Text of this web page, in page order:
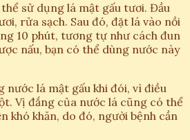
thể sử dụng lá mật gấu tươi. Đầu
rửa sạch. Sau đó, đặt lá vào nồi
10 phút, tương tự như cách đun
nấu, bạn có thể dùng nước này
nước lá mật gấu khi đói, vì điều
Vị đắng của nước lá cũng có thể
khó khăn, do đó, người bệnh cần